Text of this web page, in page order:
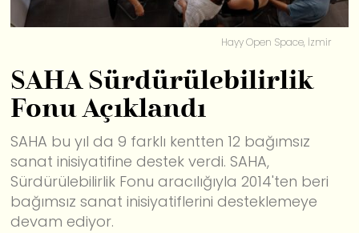
Hayy Open Space, İzmir
SAHA Sürdürülebilirlik
Fonu Açıklandı
SAHA bu yıl da 9 farklı kentten 12 bağımsız
sanat inisiyatifine destek verdi. SAHA,
Sürdürülebilirlik Fonu aracılığıyla 2014'ten beri
bağımsız sanat inisiyatiflerini desteklemeye
devam ediyor.